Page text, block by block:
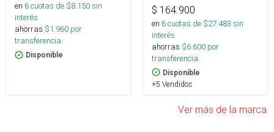
en 6cuotas de $8.150sin
interés
ahorras $1.960 por
transferencia.
Disponible
$ 164.900
en 6cuotas de $27.483 sin
interés
ahorras $6.600 por
transferencia.
Disponible
+5 Vendidos
Ver más de la marca